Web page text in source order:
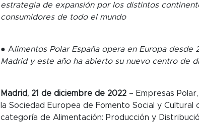
estrategia de expansión por los distintos
consumidores de todo el mundo
● Alimentos Polar España opera en Europa
Madrid y este año ha abierto su nuevo centro de
Madrid, 21 de diciembre de 2022 – Empresas
la Sociedad Europea de Fomento Social y
categoría de Alimentación: Producción y